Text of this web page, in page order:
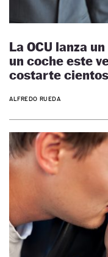
La OCU lanza
un coche este
costarte
ALFREDO RUEDA